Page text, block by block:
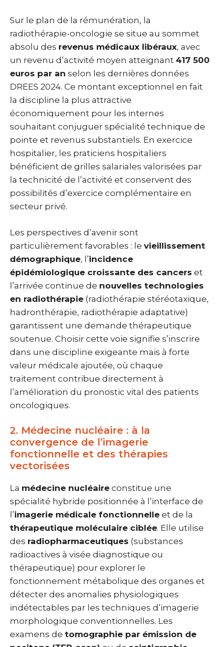
Sur le plan de la rémunération, la
radiothérapie-oncologie se situe au sommet
absolu des revenus médicaux libéraux, avec
un revenu d’activité moyen atteignant 417 500
euros par an selon les dernières données
DREES 2024. Ce montant exceptionnel en fait
la discipline la plus attractive
économiquement pour les internes
souhaitant conjuguer spécialité technique de
pointe et revenus substantiels. En exercice
hospitalier, les praticiens hospitaliers
bénéficient de grilles salariales valorisées par
la technicité de l’activité et conservent des
possibilités d’exercice complémentaire en
secteur privé.
Les perspectives d’avenir sont
particulièrement favorables : le vieillissement
démographique, l’incidence
épidémiologique croissante des cancers et
l’arrivée continue de nouvelles technologies
en radiothérapie (radiothérapie stéréotaxique,
hadronthérapie, radiothérapie adaptative)
garantissent une demande thérapeutique
soutenue. Choisir cette voie signifie s’inscrire
dans une discipline exigeante mais à forte
valeur médicale ajoutée, où chaque
traitement contribue directement à
l’amélioration du pronostic vital des patients
oncologiques.
2. Médecine nucléaire : à la
convergence de l’imagerie
fonctionnelle et des thérapies
vectorisées
La médecine nucléaire constitue une
spécialité hybride positionnée à l’interface de
l’imagerie médicale fonctionnelle et de la
thérapeutique moléculaire ciblée. Elle utilise
des radiopharmaceutiques (substances
radioactives à visée diagnostique ou
thérapeutique) pour explorer le
fonctionnement métabolique des organes et
détecter des anomalies physiologiques
indétectables par les techniques d’imagerie
morphologique conventionnelles. Les
examens de tomographie par émission de